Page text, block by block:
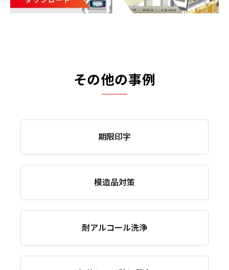
その他の事例
期限印字
模造品対策
耐アルコール洗浄